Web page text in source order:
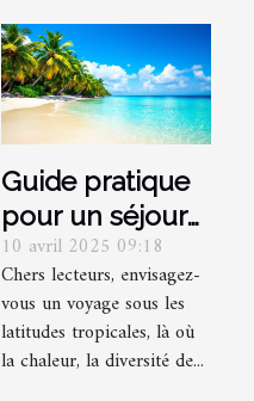
Guide pratique
pour un séjour
sécurisé et
serein en milieu
tropical
10 avril 2025 09:18
Chers lecteurs, envisagez-
vous un voyage sous les
latitudes tropicales, là où
la chaleur, la diversité de...